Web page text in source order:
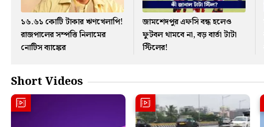
১৬.৬১ কোটি টাকার ঋণখেলাপি!
রাজপালের সম্পত্তি নিলামের
নোটিস ব্যাঙ্কের
জামশেদপুর এফসি বন্ধ হলেও
ফুটবল থামবে না, বড় বার্তা টাটা
স্টিলের!
Short Videos